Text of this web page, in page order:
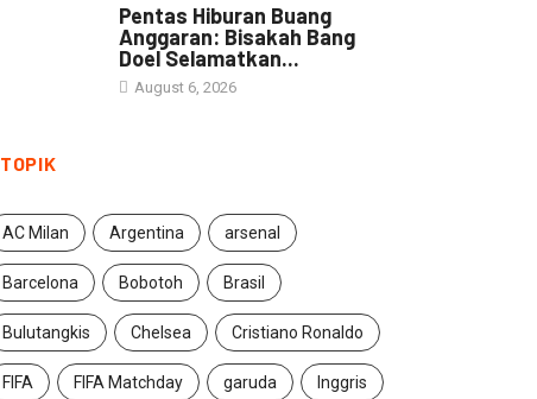
Pentas Hiburan Buang
Anggaran: Bisakah Bang
Doel Selamatkan...
August 6, 2026
TOPIK
AC Milan Argentina arsenal
Barcelona Bobotoh Brasil
Bulutangkis Chelsea Cristiano Ronaldo
FIFA FIFA Matchday garuda Inggris